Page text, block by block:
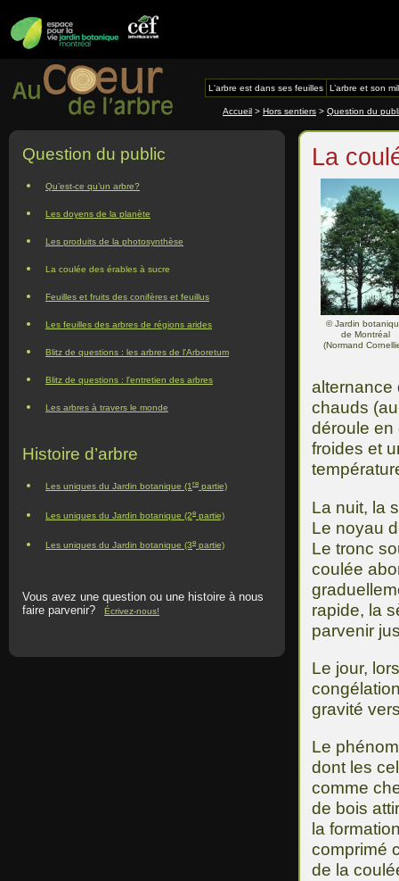
L'arbre est dans ses feuilles L’arbre et son
Accueil > Hors sentiers > Question du
La
© Jardin
de Montréal
(Normand
alternance
chauds
déroule en
froides et
La nuit, la
Le noyau
Le tronc
coulée
rapide, la
parvenir
Le jour,
gravité
Le
dont les
comme
de bois
la
comprimé
de la
Question du public
Qu’est-ce qu’un arbre?
Les doyens de la planète
Les produits de la photosynthèse
La coulée des érables à sucre
Feuilles et fruits des conifères et feuillus
Les feuilles des arbres de régions arides
Blitz de questions : les arbres de l'Arboretum
Blitz de questions : l'entretien des arbres
Les arbres à travers le monde
Histoire d’arbre
Les uniques du Jardin botanique (1 re partie)
Les uniques du Jardin botanique (2e partie)
Les uniques du Jardin botanique (3e partie)
Vous avez une question ou une histoire à nous
faire parvenir?
Écrivez-nous!